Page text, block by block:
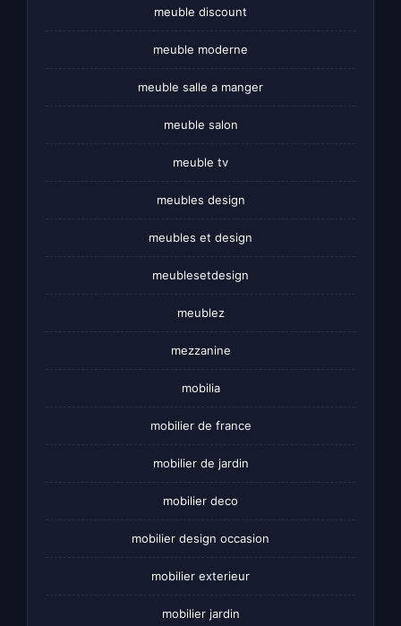
meuble discount
meuble moderne
meuble salle a manger
meuble salon
meuble tv
meubles design
meubles et design
meublesetdesign
meublez
mezzanine
mobilia
mobilier de france
mobilier de jardin
mobilier deco
mobilier design occasion
mobilier exterieur
mobilier jardin